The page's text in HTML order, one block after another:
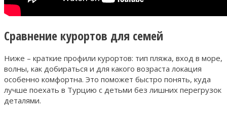
Сравнение курортов для семей
Ниже – краткие профили курортов: тип пляжа, вход в море,
волны, как добираться и для какого возраста локация
особенно комфортна. Это поможет быстро понять, куда
лучше поехать в Турцию с детьми без лишних перегрузок
деталями.